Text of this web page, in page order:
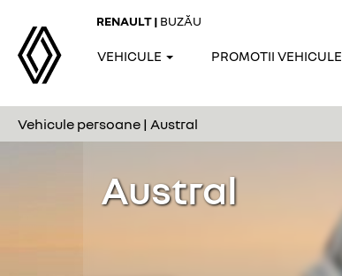
RENAULT | BUZĂU
VEHICULE PROMOTII VEHICULE
Vehicule persoane | Austral
Austral